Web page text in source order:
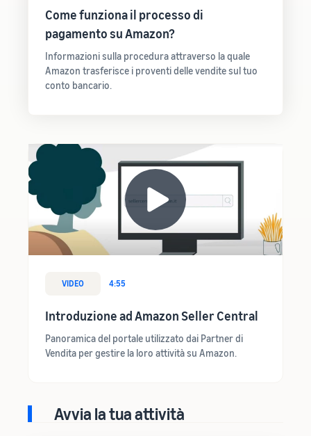
Come funziona il processo di
pagamento su Amazon?
Informazioni sulla procedura attraverso la quale
Amazon trasferisce i proventi delle vendite sul tuo
conto bancario.
VIDEO 4:55
Introduzione ad Amazon Seller Central
Panoramica del portale utilizzato dai Partner di
Vendita per gestire la loro attività su Amazon.
Avvia la tua attività